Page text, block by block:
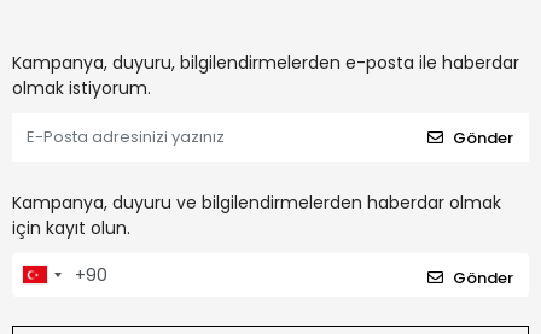
Kampanya, duyuru, bilgilendirmelerden e-posta ile haberdar
olmak istiyorum.
Gönder
Kampanya, duyuru ve bilgilendirmelerden haberdar olmak
için kayıt olun.
Gönder